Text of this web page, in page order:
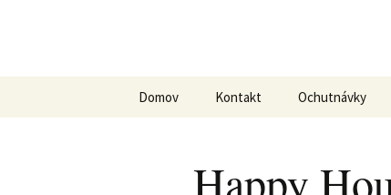
Preskočiť na obsah
Domov Kontakt Ochutnávky
Happy